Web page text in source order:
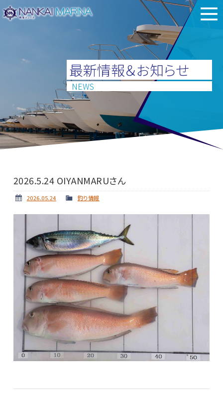
最新情報＆お知らせ
NEWS
2026.5.24 OIYANMARUさん
2026.05.24 釣り情報